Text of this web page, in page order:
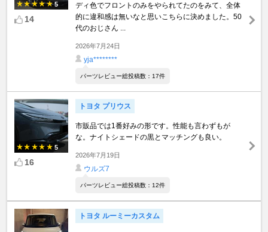
5
14
ディ色でフロントのみをやられてたのをみて、全体
的に違和感は無いなと思いこちらに決めました。50
代のおじさん ...
2026年7月24日
yja********
パーツレビュー総投稿数：17件
5
16
トヨタ プリウス
市販品では1番好みの形です。性能も言わずもが
な。ナイトシェードの黒とマッチングも良い。
2026年7月19日
ウルズ7
パーツレビュー総投稿数：12件
トヨタ ルーミーカスタム